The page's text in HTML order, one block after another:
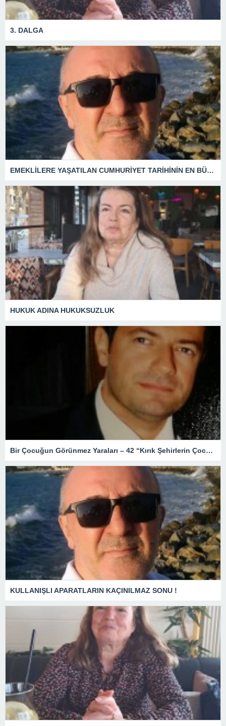
3. DALGA
EMEKLİLERE YAŞATILAN CUMHURİYET TARİHİNİN EN BÜYÜK ZULMÜNÜN DERİN ANALİZİ !
HUKUK ADINA HUKUKSUZLUK
Bir Çocuğun Görünmez Yaraları – 42 “Kırık Şehirlerin Çocukları”
KULLANIŞLI APARATLARIN KAÇINILMAZ SONU !